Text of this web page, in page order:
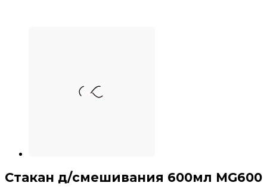
Стакан д/смешивания 600мл MG600